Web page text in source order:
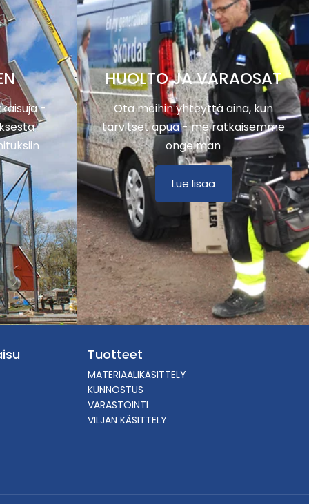
-
HUOLTO JA VARAOSAT
Ota meihin yhteyttä aina, kun
tarvitset apua - me ratkaisemme
ongelman
Lue lisää
Tuotteet
MATERIAALIKÄSITTELY
KUNNOSTUS
VARASTOINTI
VILJAN KÄSITTELY